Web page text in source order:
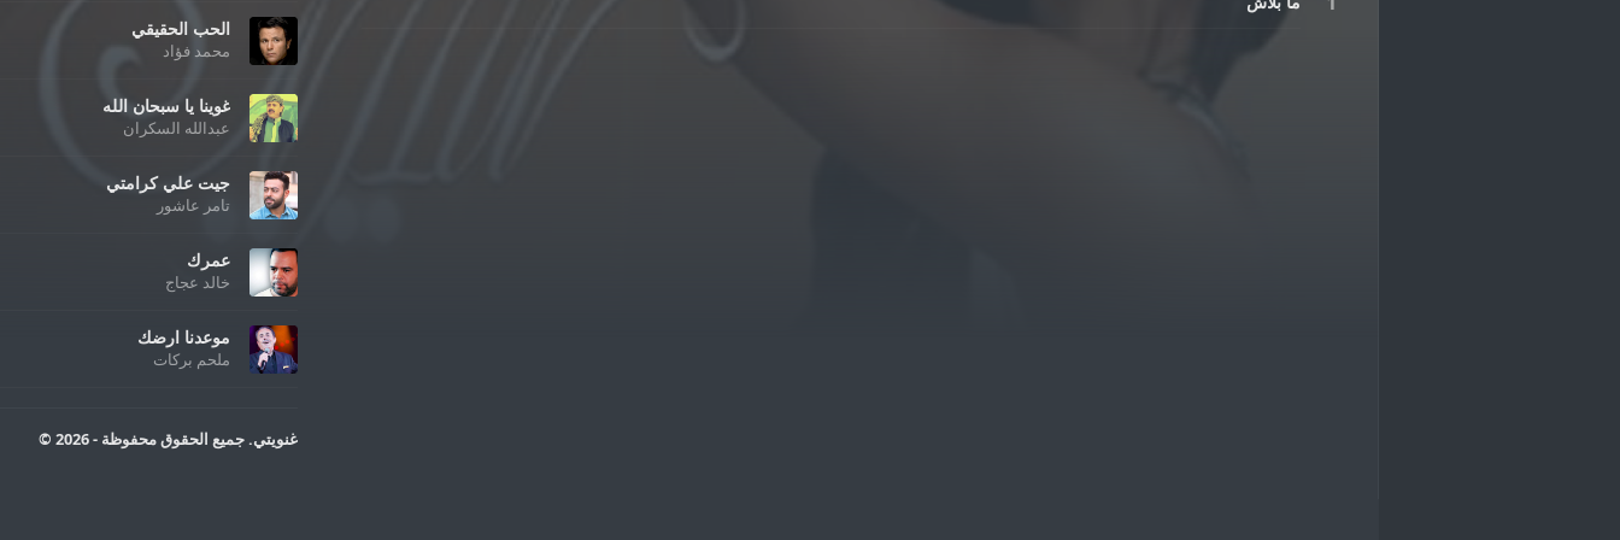
الحب الحقيقي
محمد فؤاد
غوينا يا سبحان الله
عبدالله السكران
جيت علي كرامتي
تامر عاشور
عمرك
خالد عجاج
موعدنا ارضك
ملحم بركات
غنويتي. جميع الحقوق محفوظة - 2026 ©